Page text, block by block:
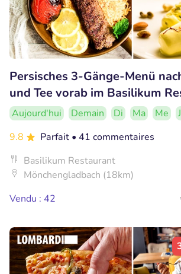
Persisches 3-Gänge-Menü
und Tee vorab im Basilikum
Aujourd'hui Demain Di Ma Me
9.8
Parfait • 41 commentaires
Basilikum Restaurant
Mönchengladbach (18km)
Vendu : 42